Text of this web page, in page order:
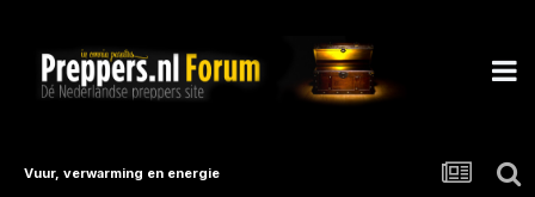
Vuur, verwarming en energie